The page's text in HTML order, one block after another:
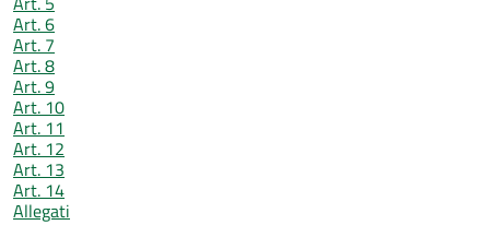
Art. 6
Art. 7
Art. 8
Art. 9
Art. 10
Art. 11
Art. 12
Art. 13
Art. 14
Allegati